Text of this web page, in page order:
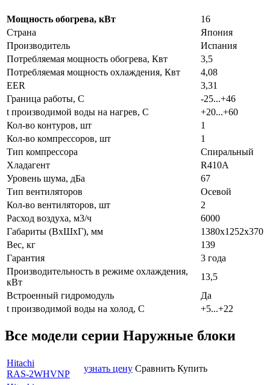
Мощность обогрева, кВт
16
Страна
Япония
Производитель
Испания
Потребляемая мощность обогрева, Квт
3,5
Потребляемая мощность охлаждения, Квт
4,08
EER
3,31
Граница работы, С
-25...+46
t производимой воды на нагрев, С
+20...+60
Кол-во контуров, шт
1
Кол-во компрессоров, шт
1
Тип компрессора
Спиральный
Хладагент
R410A
Уровень шума, дБа
67
Тип вентиляторов
Осевой
Кол-во вентиляторов, шт
2
Расход воздуха, м3/ч
6000
Габариты (ВхШхГ), мм
1380х1252х370
Вес, кг
139
Гарантия
3 года
Производительность в режиме охлаждения,
кВт
13,5
Встроенный гидромодуль
Да
t производимой воды на холод, С
+5...+22
Все модели серии Наружные блоки
Hitachi
RAS-2WHVNP
узнать цену Сравнить Купить